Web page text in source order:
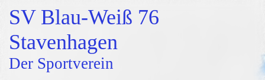
SV Blau-Weiß 76
Stavenhagen
Der Sportverein